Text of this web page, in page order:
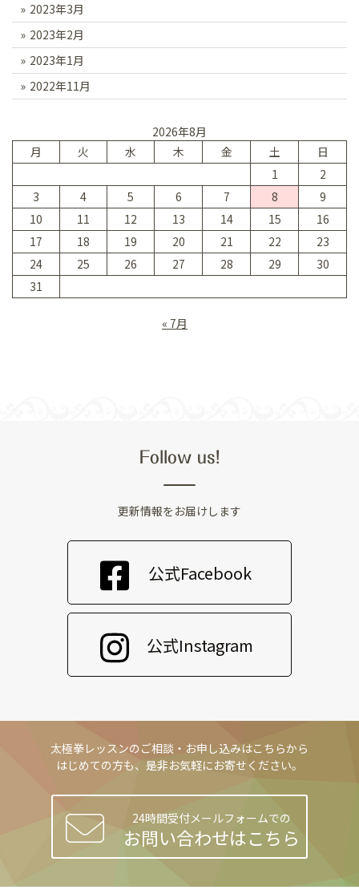
2023年3月
2023年2月
2023年1月
2022年11月
2026年8月
月
火 水 木 金 土
日
1
2
3
4 5 6 7 8
9
10
11 12 13 14 15
16
17
18 19 20 21 22
23
24
25 26 27 28 29
30
31
« 7月
Follow us!
更新情報をお届けします
公式Facebook
公式Instagram
太極拳レッスンのご相談・お申し込みはこちらから
はじめての方も、是非お気軽にお寄せください。
24時間受付メールフォームでの
お問い合わせはこちら